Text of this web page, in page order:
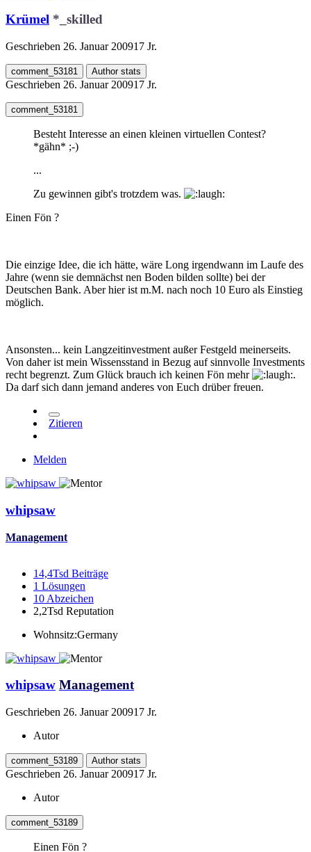
Krümel *_skilled
Geschrieben 26. Januar 200917 Jr.
comment_53181 Author stats
Geschrieben 26. Januar 200917 Jr.
comment_53181
Besteht Interesse an einen kleinen virtuellen Contest?
*gähn* ;-)
...
Zu gewinnen gibt's trotzdem was.
Einen Fön ?
Die einzige Idee, die ich hätte, wäre Long irgendwann im Laufe des
Jahre (wenn sie demnächst nen Boden bilden sollte) bei der
Deutschen Bank. Aber hier ist m.M. nach noch 10 Euro als Einstieg
möglich.
Ansonsten... kein Langzeitinvestment außer Festgeld meinerseits.
Von daher ist mein Wissensstand in Bezug auf sinnvolle Investments
recht begrenzt. Zum Glück brauch ich keinen Fön mehr
.
Da darf sich dann jemand anderes von Euch drüber freuen.
Zitieren
Melden
whipsaw
Management
14,4Tsd Beiträge
1 Lösungen
10 Abzeichen
2,2Tsd Reputation
Wohnsitz:Germany
whipsaw Management
Geschrieben 26. Januar 200917 Jr.
Autor
comment_53189 Author stats
Geschrieben 26. Januar 200917 Jr.
Autor
comment_53189
Einen Fön ?